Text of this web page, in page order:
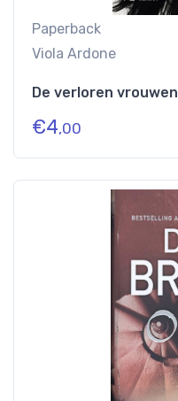
Paperback
Viola Ardone
De verloren vrouwen
€4,00